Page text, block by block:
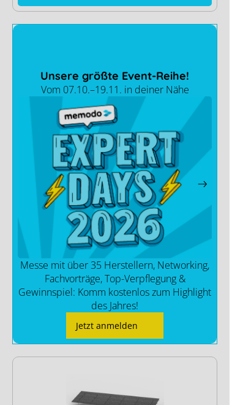
Unsere größte Event-Reihe!
Vom 07.10.–19.11. in deiner Nähe
Messe mit über 35 Herstellern, Networking,
Fachvorträge, Top-Verpflegung &
Gewinnspiel: Komm kostenlos zum Highlight
des Jahres!
Jetzt anmelden